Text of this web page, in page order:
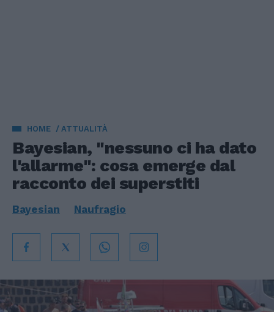
HOME ATTUALITÀ
Bayesian, "nessuno ci ha dato
l'allarme": cosa emerge dal
racconto dei superstiti
Bayesian Naufragio